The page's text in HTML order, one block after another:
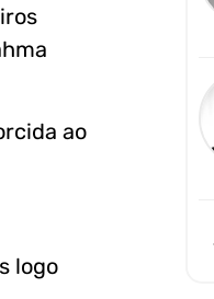
ao
logo